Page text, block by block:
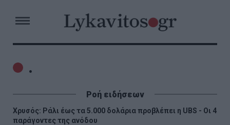
.
Ροή ειδήσεων
Χρυσός: Ράλι έως τα 5.000 δολάρια προβλέπει η UBS - Οι 4
παράγοντες της ανόδου